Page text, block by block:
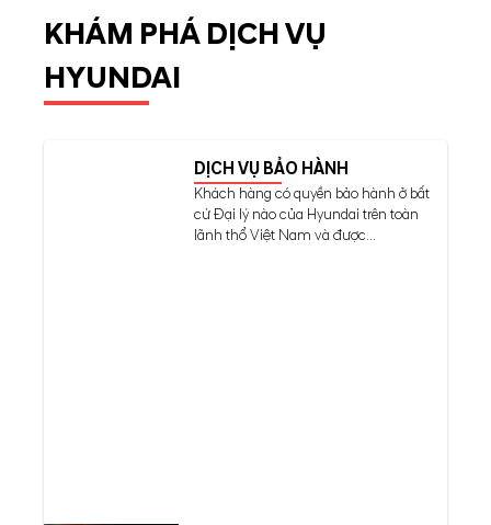
KHÁM PHÁ DỊCH VỤ
HYUNDAI
DỊCH VỤ BẢO HÀNH
Khách hàng có quyền bảo hành ở bất
cứ Đại lý nào của Hyundai trên toàn
lãnh thổ Việt Nam và được...